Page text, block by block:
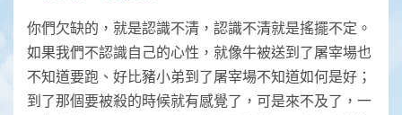
你們欠缺的，就是認識不清，認識不清就是搖擺不定。
如果我們不認識自己的心性，就像牛被送到了屠宰場也
不知道要跑、好比豬小弟到了屠宰場不知道如何是好；
到了那個要被殺的時候就有感覺了，可是來不及了，一